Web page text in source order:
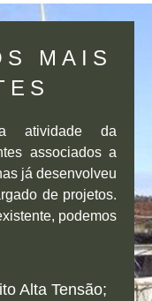
MAIS
atividade da
associados a
já desenvolveu
de projetos.
podemos
Alta Tensão;